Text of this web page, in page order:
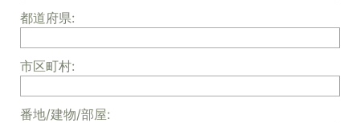
都道府県:
市区町村:
番地/建物/部屋: